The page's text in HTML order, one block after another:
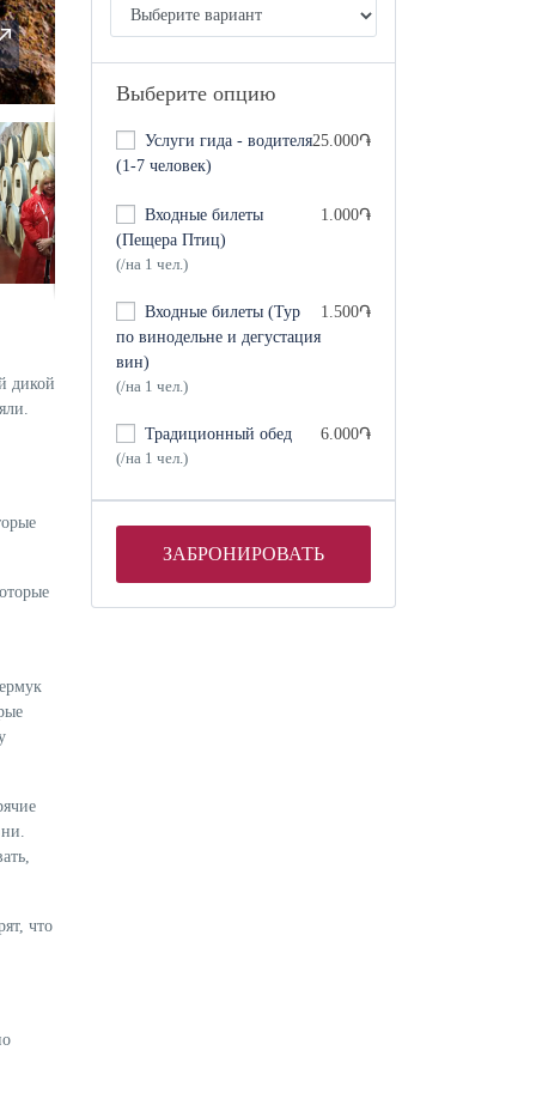
дикой
что
Выберите опцию
Услуги гида - водителя
(1-7 человек)
25.000֏
Входные билеты
(Пещера Птиц)
(/на 1 чел.)
1.000֏
Входные билеты (Тур
по винодельне и дегустация
вин)
(/на 1 чел.)
1.500֏
Традиционный обед
(/на 1 чел.)
6.000֏
ЗАБРОНИРОВАТЬ